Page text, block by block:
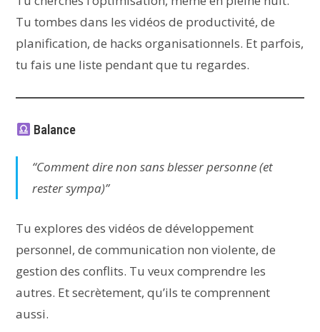
Tu tombes dans les vidéos de productivité, de
planification, de hacks organisationnels. Et parfois,
tu fais une liste pendant que tu regardes.
Balance
“Comment dire non sans blesser personne (et
rester sympa)”
Tu explores des vidéos de développement
personnel, de communication non violente, de
gestion des conflits. Tu veux comprendre les
autres. Et secrètement, qu’ils te comprennent
aussi.